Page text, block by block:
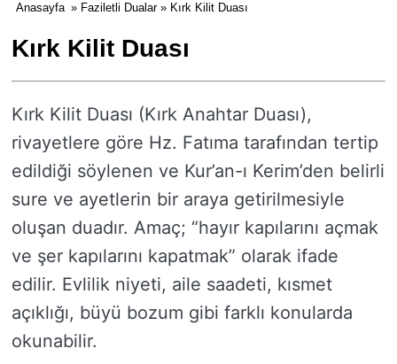
Anasayfa » Faziletli Dualar» Kırk Kilit Duası
Kırk Kilit Duası
Kırk Kilit Duası (Kırk Anahtar Duası),
rivayetlere göre Hz. Fatıma tarafından tertip
edildiği söylenen ve Kur’an-ı Kerim’den belirli
sure ve ayetlerin bir araya getirilmesiyle
oluşan duadır. Amaç; “hayır kapılarını açmak
ve şer kapılarını kapatmak” olarak ifade
edilir. Evlilik niyeti, aile saadeti, kısmet
açıklığı, büyü bozum gibi farklı konularda
okunabilir.